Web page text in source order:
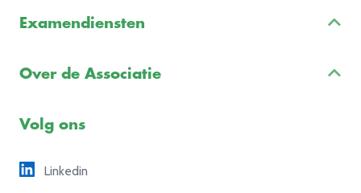
Examenreglement
Examendiensten
Over de Associatie
Freelance opdrachten
Partners
Volg ons
Linkedin